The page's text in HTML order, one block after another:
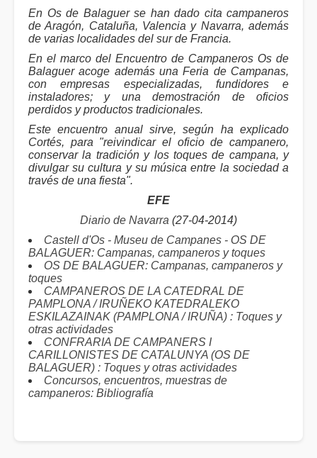
En Os de Balaguer se han dado cita campaneros
de Aragón, Cataluña, Valencia y Navarra, además
de varias localidades del sur de Francia.
En el marco del Encuentro de Campaneros Os de
Balaguer acoge además una Feria de Campanas,
con empresas especializadas, fundidores e
instaladores; y una demostración de oficios
perdidos y productos tradicionales.
Este encuentro anual sirve, según ha explicado
Cortés, para "reivindicar el oficio de campanero,
conservar la tradición y los toques de campana, y
divulgar su cultura y su música entre la sociedad a
través de una fiesta".
EFE
Diario de Navarra (27-04-2014)
Castell d'Os - Museu de Campanes - OS DE
BALAGUER: Campanas, campaneros y toques
OS DE BALAGUER: Campanas, campaneros y
toques
CAMPANEROS DE LA CATEDRAL DE
PAMPLONA / IRUÑEKO KATEDRALEKO
ESKILAZAINAK (PAMPLONA / IRUÑA) : Toques y
otras actividades
CONFRARIA DE CAMPANERS I
CARILLONISTES DE CATALUNYA (OS DE
BALAGUER) : Toques y otras actividades
Concursos, encuentros, muestras de
campaneros: Bibliografía